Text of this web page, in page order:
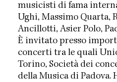
musicisti di fama
Ughi, Massimo Quarta,
Ancillotti, Asier Polo,
È invitato presso
concerti tra le quali
Torino, Società dei
della Musica di Padova.